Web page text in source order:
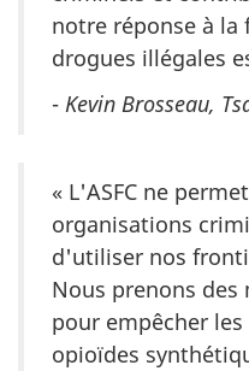
notre réponse à
drogues illégales
- Kevin Brosseau,
« L'ASFC ne
organisations
d'utiliser nos
Nous prenons des
pour empêcher
opioïdes